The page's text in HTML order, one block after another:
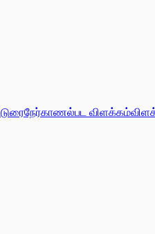
நேர்காணல்பட விளக்கம்